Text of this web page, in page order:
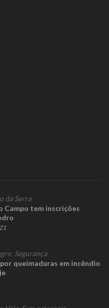
da Serra
Campo tem inscrições
Segurança
queimaduras em incêndio